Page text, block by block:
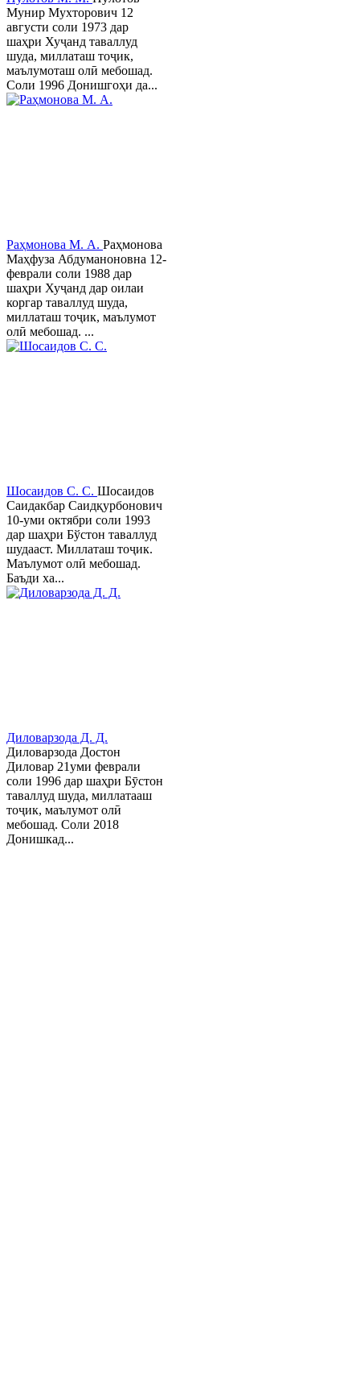
Мунир Мухторович 12
августи соли 1973 дар
шаҳри Хуҷанд таваллуд
шуда, миллаташ тоҷик,
маълумоташ олӣ мебошад.
Соли 1996 Донишгоҳи да...
Раҳмонова М. А. Раҳмонова
Маҳфуза Абдуманоновна 12-
феврали соли 1988 дар
шаҳри Хуҷанд дар оилаи
коргар таваллуд шуда,
миллаташ тоҷик, маълумот
олӣ мебошад. ...
Шосаидов С. С. Шосаидов
Саидакбар Саидқурбонович
10-уми октябри соли 1993
дар шаҳри Бўстон таваллуд
шудааст. Миллаташ тоҷик.
Маълумот олӣ мебошад.
Баъди ха...
Диловарзода Д. Д.
Диловарзода Достон
Диловар 21уми феврали
соли 1996 дар шаҳри Бӯстон
таваллуд шуда, миллатааш
тоҷик, маълумот олӣ
мебошад. Соли 2018
Донишкад...